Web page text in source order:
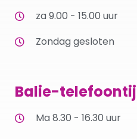
za 9.00 - 15.00 uur
Zondag gesloten
Balie-
Ma 8.30 - 16.30 uur